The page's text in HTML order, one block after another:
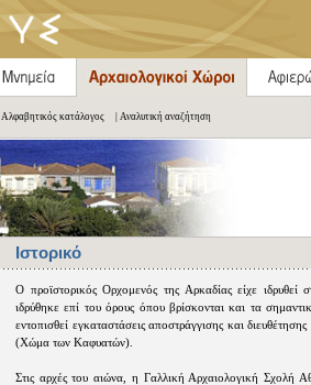
| Αλφαβητικός κατάλογος | Αναλυτική αναζήτηση
Ιστορικό
Ο προϊστορικός Ορχομενός της Αρκαδίας είχε ιδρυθεί
ιδρύθηκε επί του όρους όπου βρίσκονται και τα
εντοπισθεί εγκαταστάσεις αποστράγγισης και
(Χώμα των Καφυατών).
Στις αρχές του αιώνα, η Γαλλική Αρχαιολογική